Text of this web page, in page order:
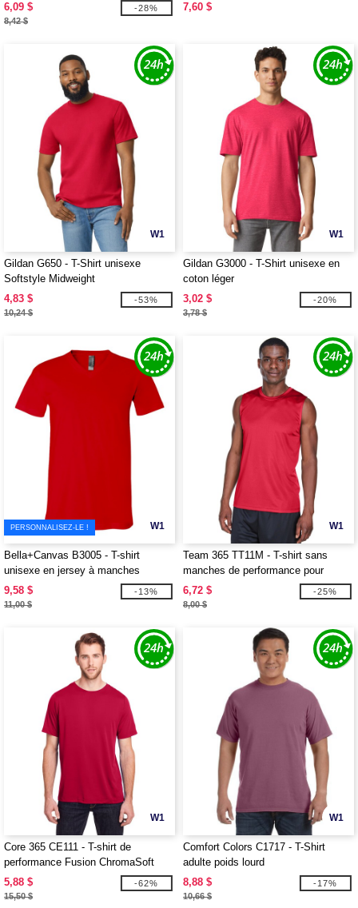
6,09 $
8,42 $
-28% 7,60 $
W1
Gildan G650 - T-Shirt unisexe
Softstyle Midweight
4,83 $
10,24 $
-53%
W1
Gildan G3000 - T-Shirt unisexe en
coton léger
3,02 $
3,78 $
-20%
W1
PERSONNALISEZ-LE !
Bella+Canvas B3005 - T-shirt
unisexe en jersey à manches
courtes et col en V
9,58 $
11,00 $
-13%
W1
Team 365 TT11M - T-shirt sans
manches de performance pour
hommes
6,72 $
8,00 $
-25%
W1
Core 365 CE111 - T-shirt de
performance Fusion ChromaSoft
pour adultes
5,88 $
15,50 $
-62%
W1
Comfort Colors C1717 - T-Shirt
adulte poids lourd
8,88 $
10,66 $
-17%